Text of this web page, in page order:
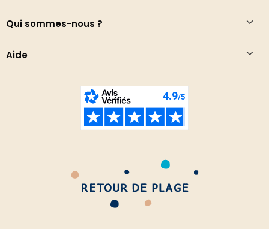
Qui sommes-nous ?
Aide